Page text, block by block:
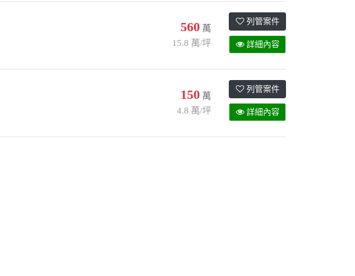
560 萬
15.8 萬/坪
列管案件
詳細內容
150 萬
4.8 萬/坪
列管案件
詳細內容